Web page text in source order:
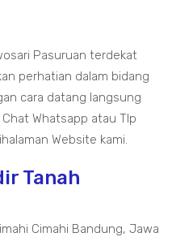
Pasuruan terdekat
perhatian dalam bidang
cara datang langsung
Whatsapp atau Tlp
Website kami.
Tanah
Cimahi Bandung, Jawa